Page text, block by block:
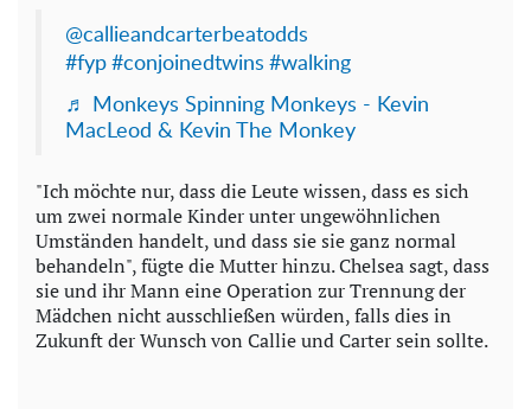
@callieandcarterbeatodds
#fyp #conjoinedtwins #walking
♬ Monkeys Spinning Monkeys - Kevin
MacLeod & Kevin The Monkey
"Ich möchte nur, dass die Leute wissen, dass es sich
um zwei normale Kinder unter ungewöhnlichen
Umständen handelt, und dass sie sie ganz normal
behandeln", fügte die Mutter hinzu. Chelsea sagt, dass
sie und ihr Mann eine Operation zur Trennung der
Mädchen nicht ausschließen würden, falls dies in
Zukunft der Wunsch von Callie und Carter sein sollte.